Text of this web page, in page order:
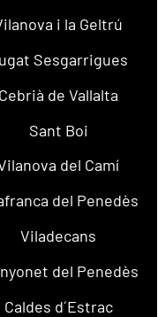
i la Geltrú
Sesgarrigues
Cebrià de Vallalta
Sant Boi
del Camí
del Penedès
Viladecans
del Penedès
Caldes d´Estrac